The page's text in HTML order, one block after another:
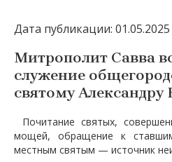
Дата публикации: 01.05.2025
Митрополит Савва
служение
святому Александру
Почитание святых,
мощей, обращение к
местным святым — источник